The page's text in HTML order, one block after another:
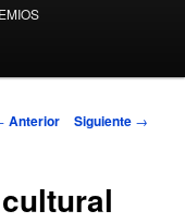
Anterior Siguiente →